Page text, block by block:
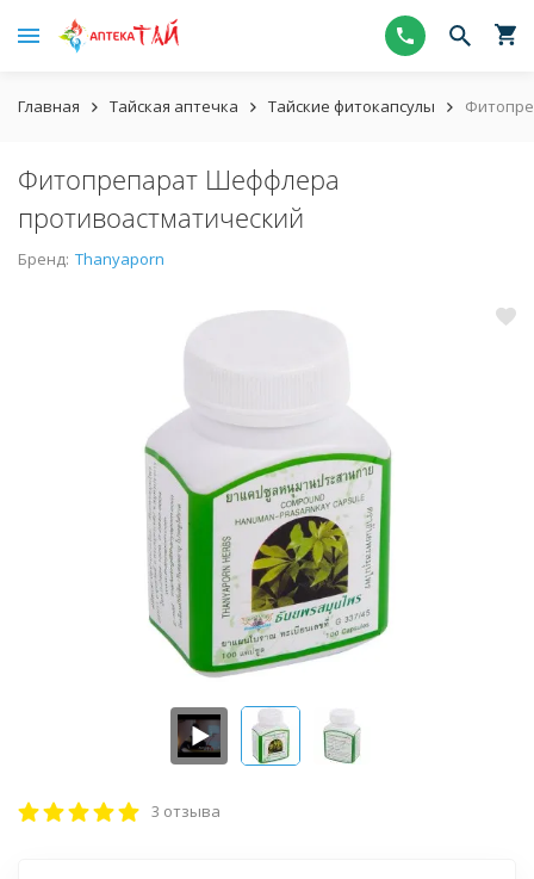
Главная Тайская аптечка Тайские фитокапсулы
Фитопрепарат Шеффлера
противоастматический
Бренд: Thanyaporn
3 отзыва